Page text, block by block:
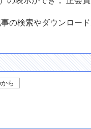
の検索やダウンロー
ら